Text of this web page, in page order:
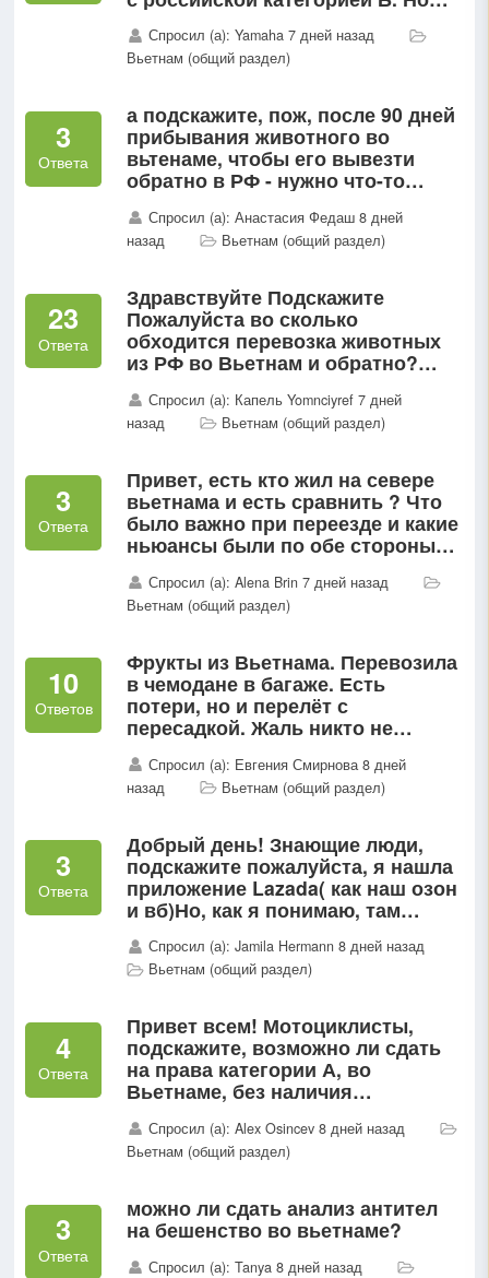
оставшемся 90 дней...
Спросил (а): Yamaha 7 дней назад
Вьетнам (общий раздел)
3
Ответа
а подскажите, пож, после 90 дней
прибывания животного во
вьтенаме, чтобы его вывезти
обратно в РФ - нужно что-то
справки?
Спросил (а): Анастасия Федаш 8 дней
назад
Вьетнам (общий раздел)
23
Ответа
Здравствуйте Подскажите
Пожалуйста во сколько
обходится перевозка животных
из РФ во Вьетнам и обратно?
вывоз животного стоит дорого И
не совсем поняла почему так..?
Спросил (а): Капель Yomnciyref 7 дней
назад
Вьетнам (общий раздел)
3
Ответа
Привет, есть кто жил на севере
вьетнама и есть сравнить ? Что
было важно при переезде и какие
ньюансы были по обе стороны
Спросил (а): Alena Brin 7 дней назад
Вьетнам (общий раздел)
10
Ответов
Фрукты из Вьетнама. Перевозила
в чемодане в багаже. Есть
потери, но и перелёт с
пересадкой. Жаль никто не
Спросил (а): Евгения Смирнова 8 дней
назад
Вьетнам (общий раздел)
3
Ответа
Добрый день! Знающие люди,
подскажите пожалуйста, я нашла
приложение Lazada( как наш озон
и вб)Но, как я понимаю, там
Спросил (а): Jamila Hermann 8 дней назад
Вьетнам (общий раздел)
4
Ответа
Привет всем! Мотоциклисты,
подскажите, возможно ли сдать
на права категории А, во
Вьетнаме, без наличия
прав, по 90-дневной визе? 🙏Есть
права только B категории...
Спросил (а): Alex Osincev 8 дней назад
Вьетнам (общий раздел)
3
Ответа
можно ли сдать анализ антител
на бешенство во вьетнаме?
Спросил (а): Tanya 8 дней назад